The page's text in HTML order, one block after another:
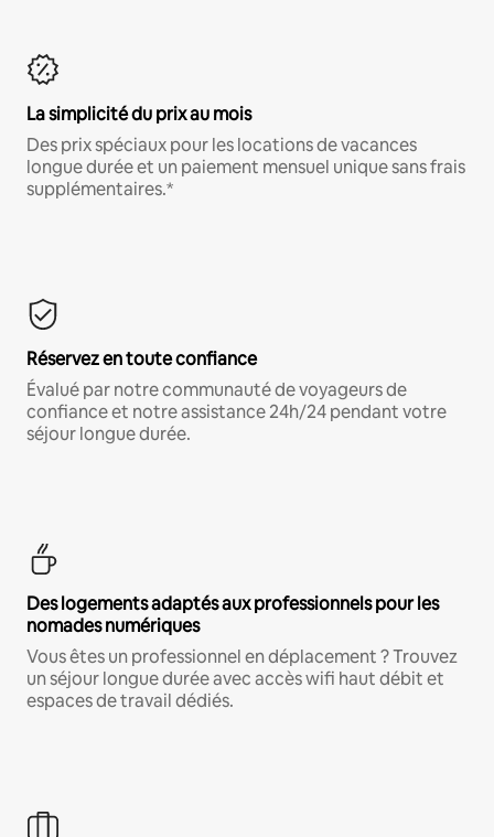
La simplicité du prix au mois
Des prix spéciaux pour les locations de vacances
longue durée et un paiement mensuel unique sans frais
supplémentaires.*
Réservez en toute confiance
Évalué par notre communauté de voyageurs de
confiance et notre assistance 24h/24 pendant votre
séjour longue durée.
Des logements adaptés aux professionnels pour les
nomades numériques
Vous êtes un professionnel en déplacement ? Trouvez
un séjour longue durée avec accès wifi haut débit et
espaces de travail dédiés.